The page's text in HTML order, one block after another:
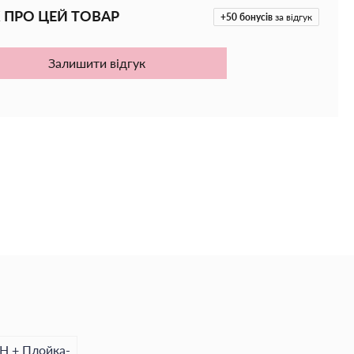
+50 бонусів за відгук
ПРО ЦЕЙ ТОВАР
Залишити відгук
+ Плойка-